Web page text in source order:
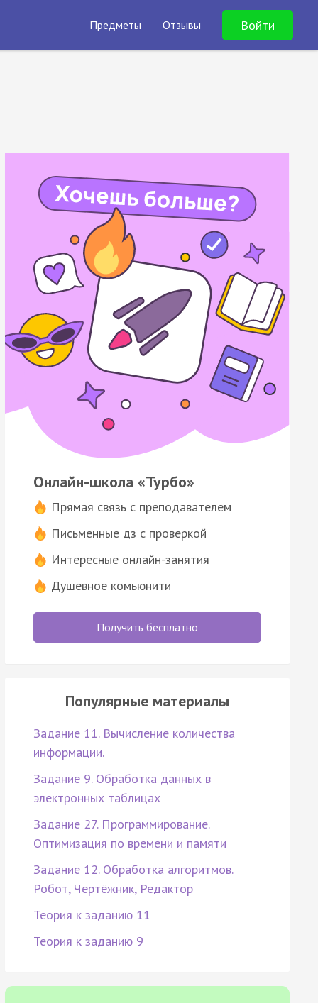
Предметы Отзывы Войти
Онлайн-школа «Турбо»
Прямая связь с преподавателем
Письменные дз с проверкой
Интересные онлайн-занятия
Душевное комьюнити
Получить бесплатно
Популярные материалы
Задание 11. Вычисление количества
информации.
Задание 9. Обработка данных в
электронных таблицах
Задание 27. Программирование.
Оптимизация по времени и памяти
Задание 12. Обработка алгоритмов.
Робот, Чертёжник, Редактор
Теория к заданию 11
Теория к заданию 9